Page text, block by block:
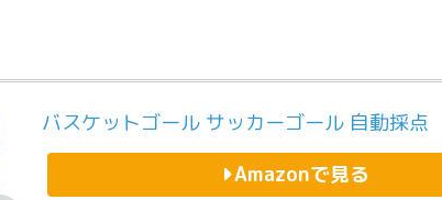
バスケットゴール サッカーゴール 自動採点
Amazonで見る